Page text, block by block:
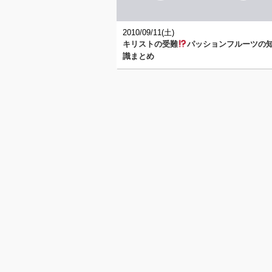
2010/09/11(土)
キリストの受難
パッションフルーツの
識まとめ